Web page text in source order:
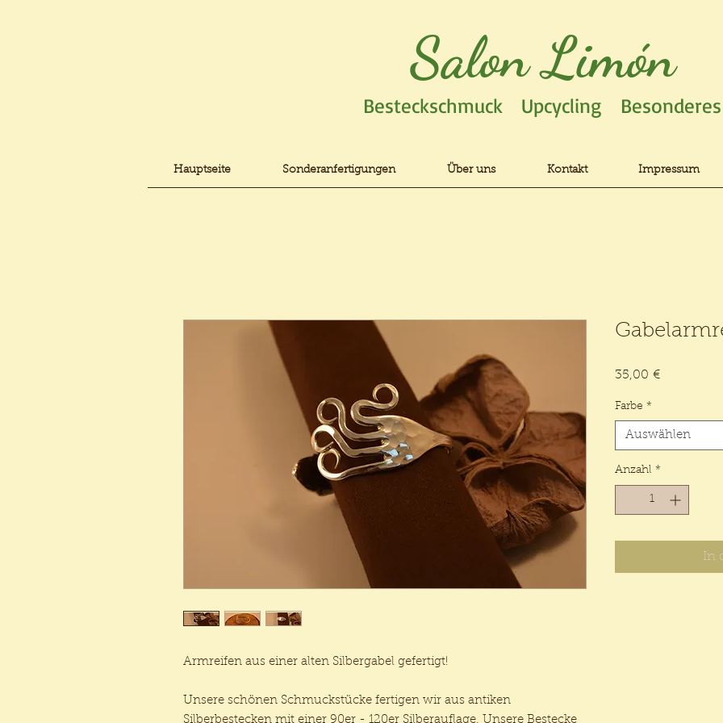
Salon Limón
Besteckschmuck Upcycling Besonderes
Hauptseite Sonderanfertigungen Über uns Kontakt Impressum
Armreifen aus einer alten Silbergabel gefertigt!
Unsere schönen Schmuckstücke fertigen wir aus antiken
Silberbestecken mit einer 90er - 120er Silberauflage. Unsere Bestecke
35,00 €Preis
Farbe *
Auswählen
Anzahl *
In